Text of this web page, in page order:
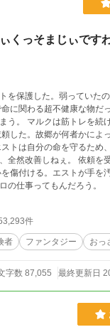
くっそまじぃです
を保護した。弱っていた
に関わる超不健康な物だ
す力を持
した。故郷が何者かによ
たマルクだが、エストを手
傷付ける。エストが手を
の仕事ってもんだろう。
件
者 ファンタジー おっ
字数 87,055 最終更新日